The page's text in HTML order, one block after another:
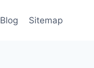
Blog Sitemap